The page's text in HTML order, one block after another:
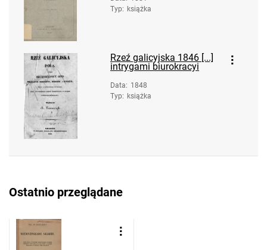
Typ: książka
Rzeź galicyjska 1846 [...]
intrygami biurokracyi
Data: 1848
Typ: książka
Ostatnio przeglądane